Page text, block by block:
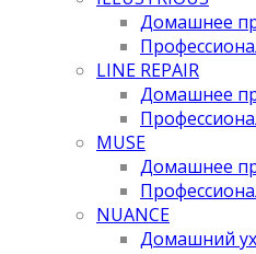
Домашнее
LINE REPAIR
Домашнее
MUSE
Домашнее
NUANCE
Домашний